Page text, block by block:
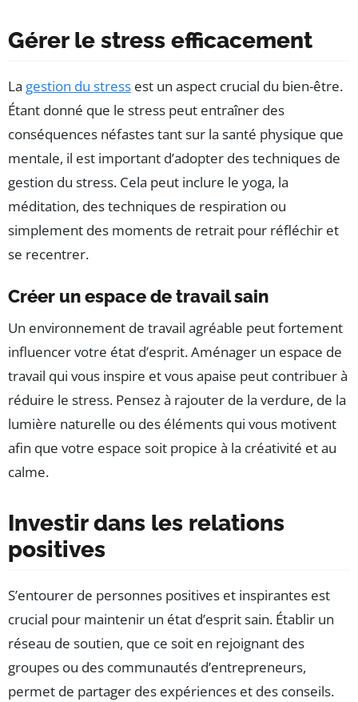
Gérer le stress efficacement
La gestion du stress est un aspect crucial du bien-être.
Étant donné que le stress peut entraîner des
conséquences néfastes tant sur la santé physique que
mentale, il est important d’adopter des techniques de
gestion du stress. Cela peut inclure le yoga, la
méditation, des techniques de respiration ou
simplement des moments de retrait pour réfléchir et
se recentrer.
Créer un espace de travail sain
Un environnement de travail agréable peut fortement
influencer votre état d’esprit. Aménager un espace de
travail qui vous inspire et vous apaise peut contribuer à
réduire le stress. Pensez à rajouter de la verdure, de la
lumière naturelle ou des éléments qui vous motivent
afin que votre espace soit propice à la créativité et au
calme.
Investir dans les relations
positives
S’entourer de personnes positives et inspirantes est
crucial pour maintenir un état d’esprit sain. Établir un
réseau de soutien, que ce soit en rejoignant des
groupes ou des communautés d’entrepreneurs,
permet de partager des expériences et des conseils.